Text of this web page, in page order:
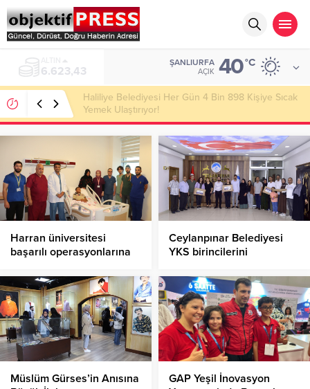
6.623,43
ŞANLIURFA
AÇIK 40°C
Haliliye Belediyesi Her Gün 4 Bin 898 Kişiye Sıcak
Yemek Ulaştırıyor!
Harran üniversitesi
başarılı operasyonlarına
Ceylanpınar Belediyesi
YKS birincilerini
Müslüm Gürses’in Anısına
GAP Yeşil İnovasyon